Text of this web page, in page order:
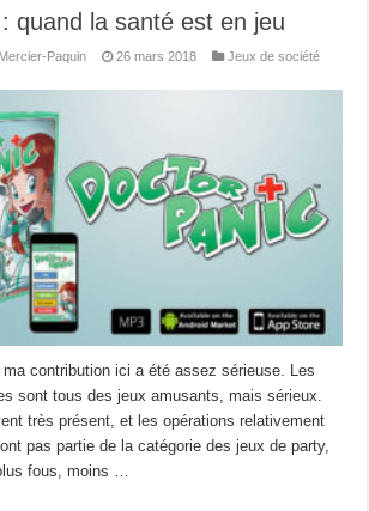
quand la santé est en jeu
Paquin 26 mars 2018
Jeux de société
ma contribution ici a été assez sérieuse. Les
sont tous des jeux amusants, mais sérieux.
très présent, et les opérations relativement
pas partie de la catégorie des jeux de party,
fous, moins …